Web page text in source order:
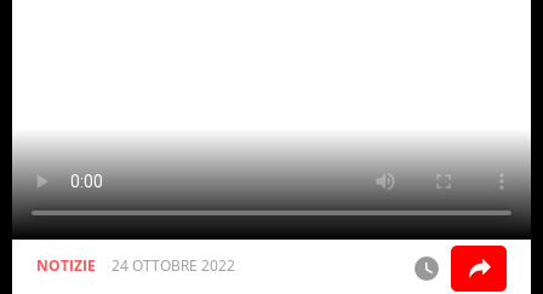
NOTIZIE 24 OTTOBRE 2022